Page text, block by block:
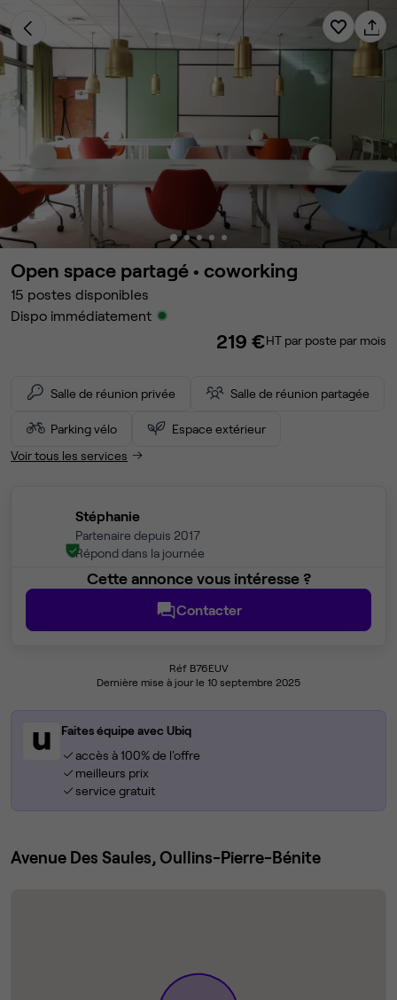
Open space partagé • coworking
15 postes disponibles
Dispo immédiatement
219 €HT par poste par mois
Salle de réunion privée Salle de réunion partagée
Parking vélo
Espace extérieur
Voir tous les services
Stéphanie
Partenaire depuis 2017
Répond dans la journée
Cette annonce vous intéresse ?
Contacter
Réf B76EUV
Dernière mise à jour le 10 septembre 2025
Faites équipe avec Ubiq
accès à 100% de l'offre
meilleurs prix
service gratuit
Avenue Des Saules, Oullins-Pierre-Bénite